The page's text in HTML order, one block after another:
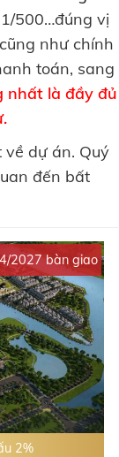
500…đúng vị
như chính
toán, sang
nhất là đầy đủ
dự án. Quý
đến bất
2027 bàn giao
2%